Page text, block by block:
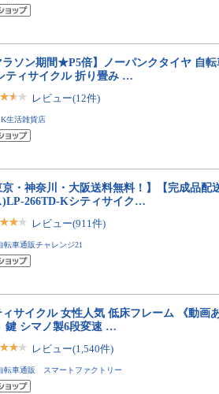
ラソン期間★P5倍】ノーパンクタイヤ 自
ティサイクル 折り畳み …
レビュー(12件)
生活雑貨店
京・神奈川・大阪送料無料！】【完成品
)LP-266TD-Kシティサイク…
レビュー(911件)
転車通販チャレンジ21
サイクル 女性人気 低床フレーム 《動画
鍵 シマノ製6段変速 …
レビュー(1,540件)
転車通販 スマートファクトリー